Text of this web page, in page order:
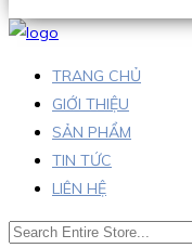
TRANG CHỦ
GIỚI THIỆU
SẢN PHẨM
TIN TỨC
LIÊN HỆ